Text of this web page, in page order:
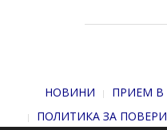
НОВИНИ ПРИЕМ В
ПОЛИТИКА ЗА